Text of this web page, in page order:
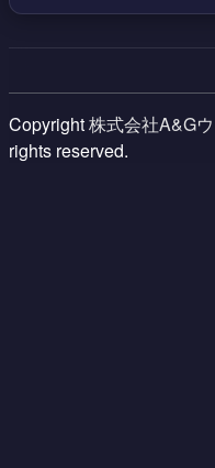
Copyright株式会社A&G
rights reserved.